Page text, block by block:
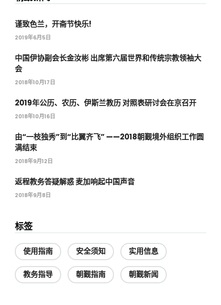
谨致色兰，开斋节快乐!
2019年6月5日
中国伊协副会长金汝彬 出席第六届世界和传统宗教领袖大
会
2018年10月17日
2019年公历、农历、伊斯兰教历 对照表研讨会在京召开
2018年10月16日
由“一枝独秀”到“比翼齐飞” ——2018朝觐境外组织工作圆
满结束
2018年9月12日
返程教务答疑解惑 麦加响起中国声音
2018年9月8日
标签
使用指南 安全须知 实用信息
教务指导 朝觐指南 朝觐新闻